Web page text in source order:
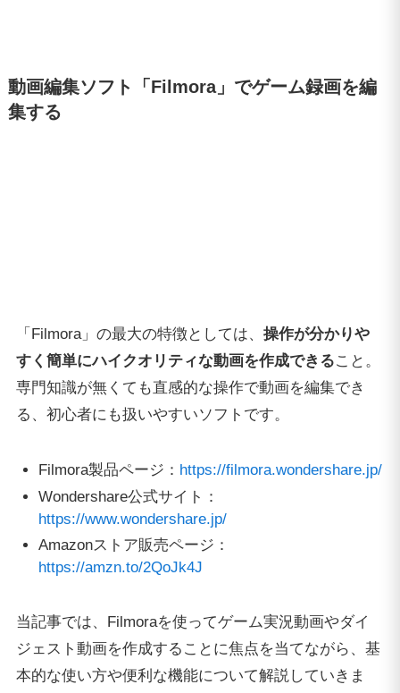
動画編集ソフト「Filmora」でゲーム録画を編
集する
「Filmora」の最大の特徴としては、 操作が分かりや
すく簡単にハイクオリティな動画を作成できること。
専門知識が無くても直感的な操作で動画を編集でき
る、初心者にも扱いやすいソフトです。
Filmora製品ページ： https://filmora.wondershare.jp/
Wondershare公式サイト：
https://www.wondershare.jp/
Amazonストア販売ページ：
https://amzn.to/2QoJk4J
当記事では、Filmoraを使ってゲーム実況動画やダイ
ジェスト動画を作成することに焦点を当てながら、基
本的な使い方や便利な機能について解説していきま